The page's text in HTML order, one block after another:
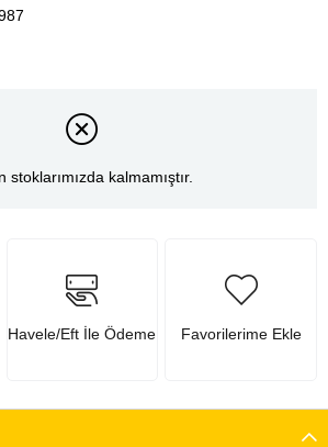
stoklarımızda kalmamıştır.
Havele/Eft İle Ödeme Favorilerime Ekle